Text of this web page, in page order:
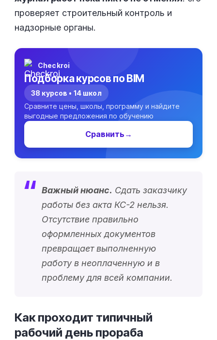
проверяет строительный контроль и
надзорные органы.
Checkroi
Подборка курсов по BIM
38 курсов • 14 школ
Сравните цены, школы, программу и найдите
выгодные предложения по обучению
Сравнить →
Важный нюанс. Сдать заказчику
работы без акта КС-2 нельзя.
Отсутствие правильно
оформленных документов
превращает выполненную
работу в неоплаченную и в
проблему для всей компании.
Как проходит типичный
рабочий день прораба